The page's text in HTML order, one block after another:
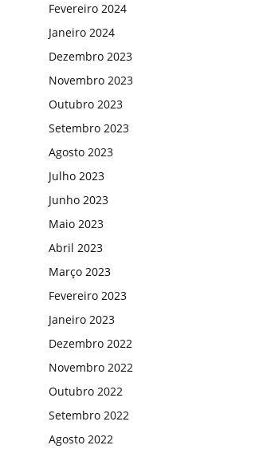
Fevereiro 2024
Janeiro 2024
Dezembro 2023
Novembro 2023
Outubro 2023
Setembro 2023
Agosto 2023
Julho 2023
Junho 2023
Maio 2023
Abril 2023
Março 2023
Fevereiro 2023
Janeiro 2023
Dezembro 2022
Novembro 2022
Outubro 2022
Setembro 2022
Agosto 2022